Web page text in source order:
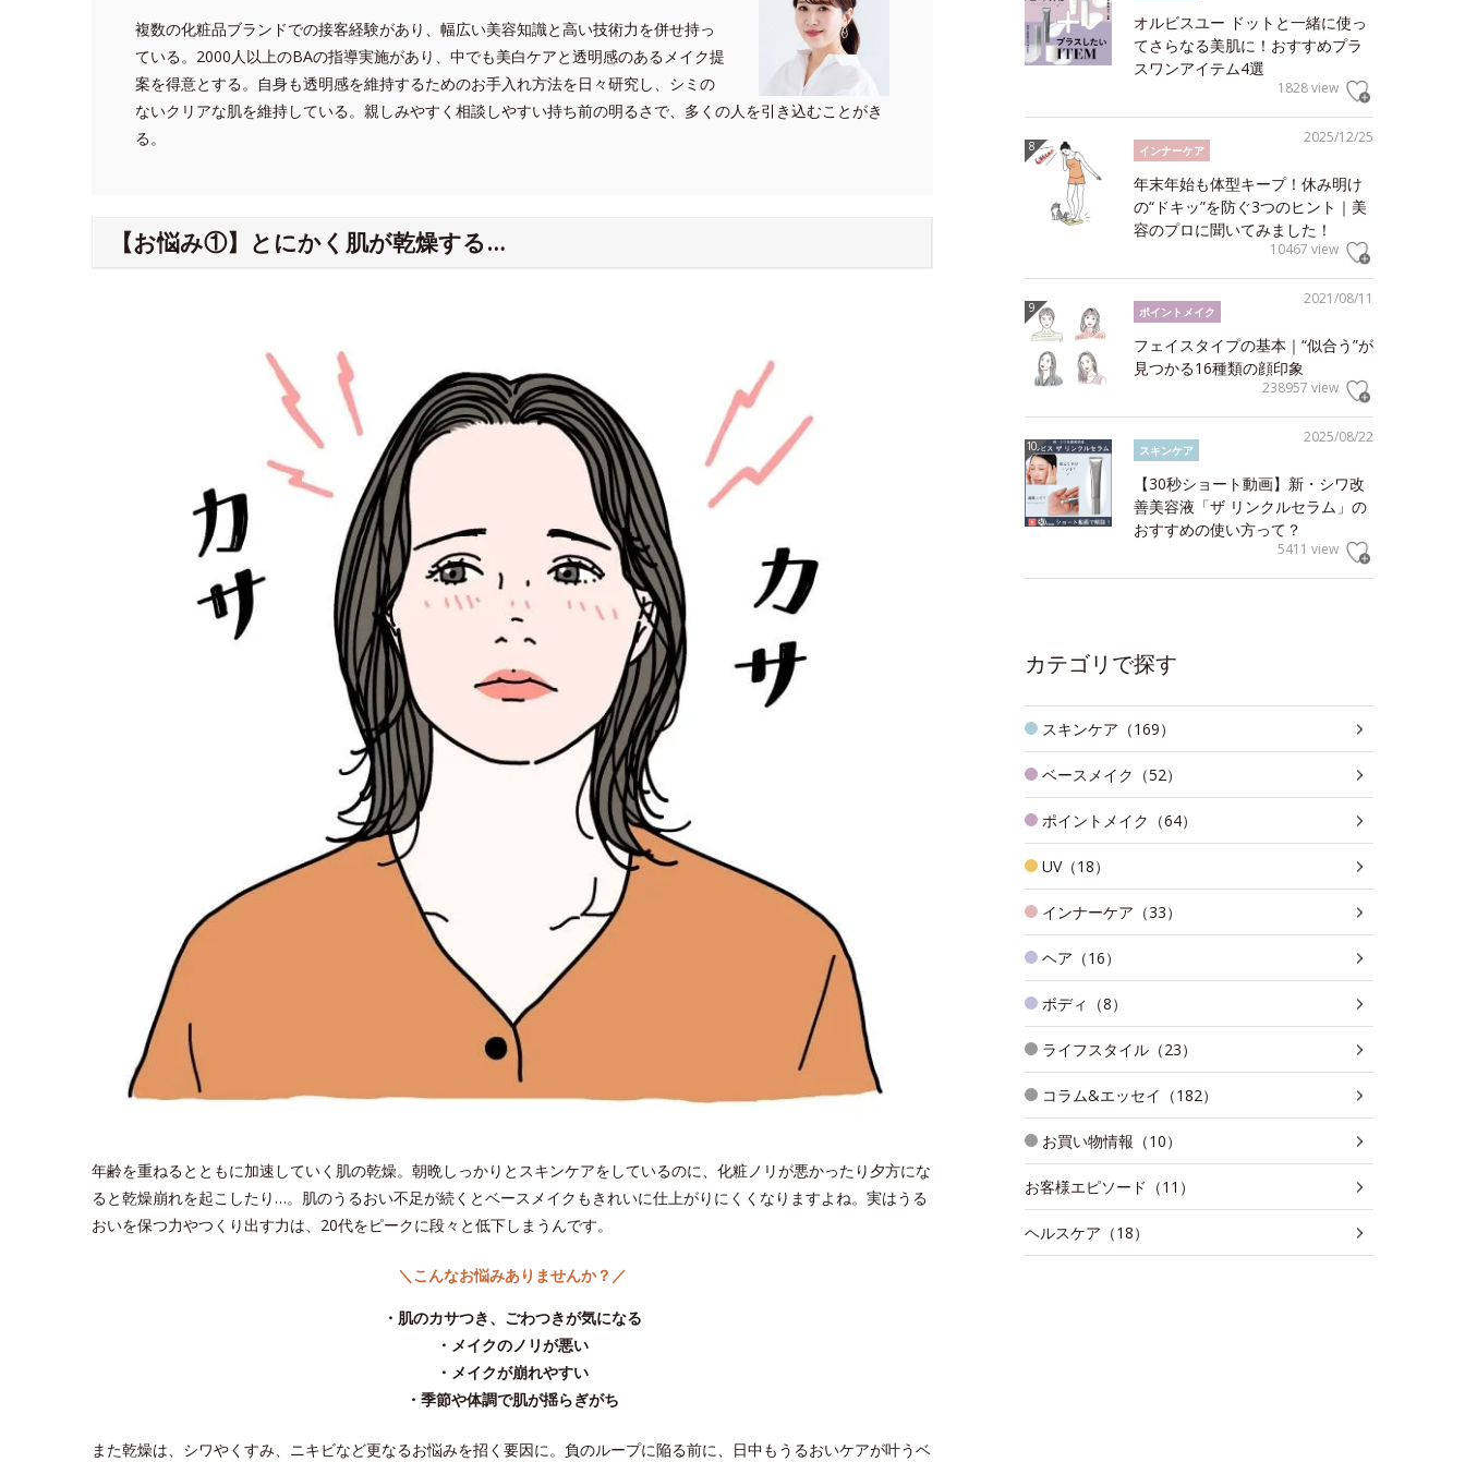
複数の化粧品ブランドでの接客経験があり、幅広い美容知識と高い技術力を併せ持っ
ている。2000人以上のBAの指導実施があり、中でも美白ケアと透明感のあるメイク提
案を得意とする。自身も透明感を維持するためのお手入れ方法を日々研究し、シミの
ないクリアな肌を維持している。親しみやすく相談しやすい持ち前の明るさで、多くの人を引き込むことがき
る。
【お悩み①】とにかく肌が乾燥する…
年齢を重ねるとともに加速していく肌の乾燥。朝晩しっかりとスキンケアをしているのに、化粧ノリが悪かったり夕方にな
ると乾燥崩れを起こしたり…。肌のうるおい不足が続くとベースメイクもきれいに仕上がりにくくなりますよね。実はうる
おいを保つ力やつくり出す力は、20代をピークに段々と低下しまうんです。
＼こんなお悩みありませんか？／
・肌のカサつき、ごわつきが気になる
・メイクのノリが悪い
・メイクが崩れやすい
・季節や体調で肌が揺らぎがち
また乾燥は、シワやくすみ、ニキビなど更なるお悩みを招く要因に。負のループに陥る前に、日中もうるおいケアが叶うベ
オルビスユー ドットと一緒に使っ
てさらなる美肌に！おすすめプラ
スワンアイテム4選
1828 view
2025/12/25
インナーケア
年末年始も体型キープ！休み明け
の“ドキッ”を防ぐ3つのヒント｜美
容のプロに聞いてみました！
10467 view
2021/08/11
ポイントメイク
フェイスタイプの基本｜“似合う”が
見つかる16種類の顔印象
238957 view
2025/08/22
スキンケア
【30秒ショート動画】新・シワ改
善美容液「ザ リンクルセラム」の
おすすめの使い方って？
5411 view
カテゴリで探す
スキンケア（169）
ベースメイク（52）
ポイントメイク（64）
UV（18）
インナーケア（33）
ヘア（16）
ボディ（8）
ライフスタイル（23）
コラム&エッセイ（182）
お買い物情報（10）
お客様エピソード（11）
ヘルスケア（18）